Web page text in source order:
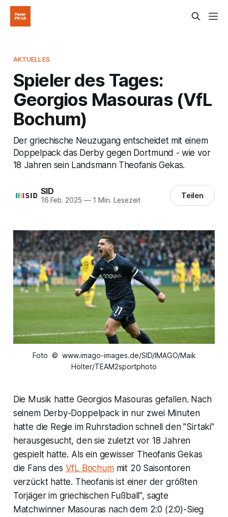
AKTUELLES
Spieler des Tages:
Georgios Masouras (VfL
Bochum)
Der griechische Neuzugang entscheidet mit einem
Doppelpack das Derby gegen Dortmund - wie vor
18 Jahren sein Landsmann Theofanis Gekas.
SID
16 Feb. 2025 —1 Min. Lesezeit Teilen
Foto © www.imago-images.de/SID/IMAGO/Maik
Hölter/TEAM2sportphoto
Die Musik hatte Georgios Masouras gefallen. Nach
seinem Derby-Doppelpack in nur zwei Minuten
hatte die Regie im Ruhrstadion schnell den "Sirtaki"
herausgesucht, den sie zuletzt vor 18 Jahren
gespielt hatte. Als ein gewisser Theofanis Gekas
die Fans des VfL Bochummit 20 Saisontoren
verzückt hatte. Theofanis ist einer der größten
Torjäger im griechischen Fußball", sagte
Matchwinner Masouras nach dem 2:0 (2:0)-Sieg